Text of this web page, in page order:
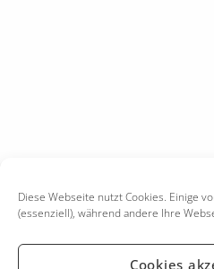
Diese Webseite nutzt Cookies. Einige
(essenziell), während andere Ihre
Cookies